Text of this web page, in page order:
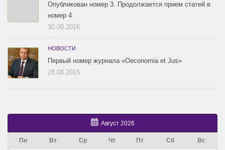
Опубликован номер 3. Продолжается прием статей в
номер 4
30.09.2016
НОВОСТИ
Первый номер журнала «Oeconomia et Jus»
28.08.2015
Август 2026
Пн Вт Ср Чт Пт Сб Вс